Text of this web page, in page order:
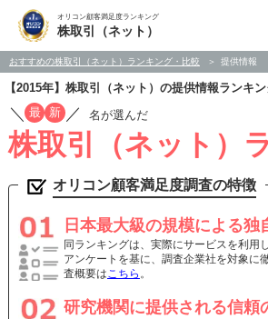
オリコン顧客満足度ランキング
株取引（ネット）
おすすめの株取引（ネット）ランキング・比較 提供情報
【2015年】株取引（ネット）の提供情報ランキ
／ 最 新 ／ 名が選んだ
株取引（ネット）
オリコン顧客満足度調査の特徴
日本最大級の規模による独
同ランキングは、実際にサービスを利用
アンケートを基に、調査企業社を対象に
査概要はこちら 。
研究機関に提供される信頼